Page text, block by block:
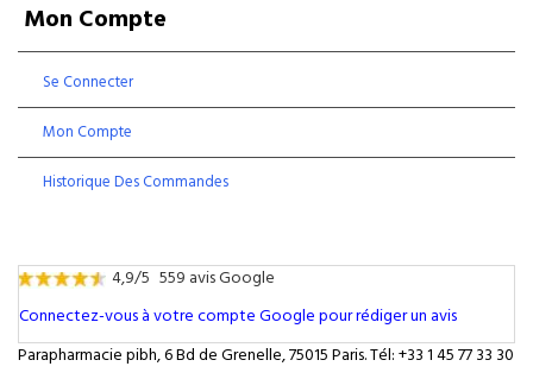
Mon Compte
Se Connecter
Mon Compte
Historique Des Commandes
4,9/5 559 avis Google
Connectez-vous à votre compte Google pour rédiger un avis
Parapharmacie pibh, 6 Bd de Grenelle, 75015 Paris. Tél: +33 1 45 77 33 30